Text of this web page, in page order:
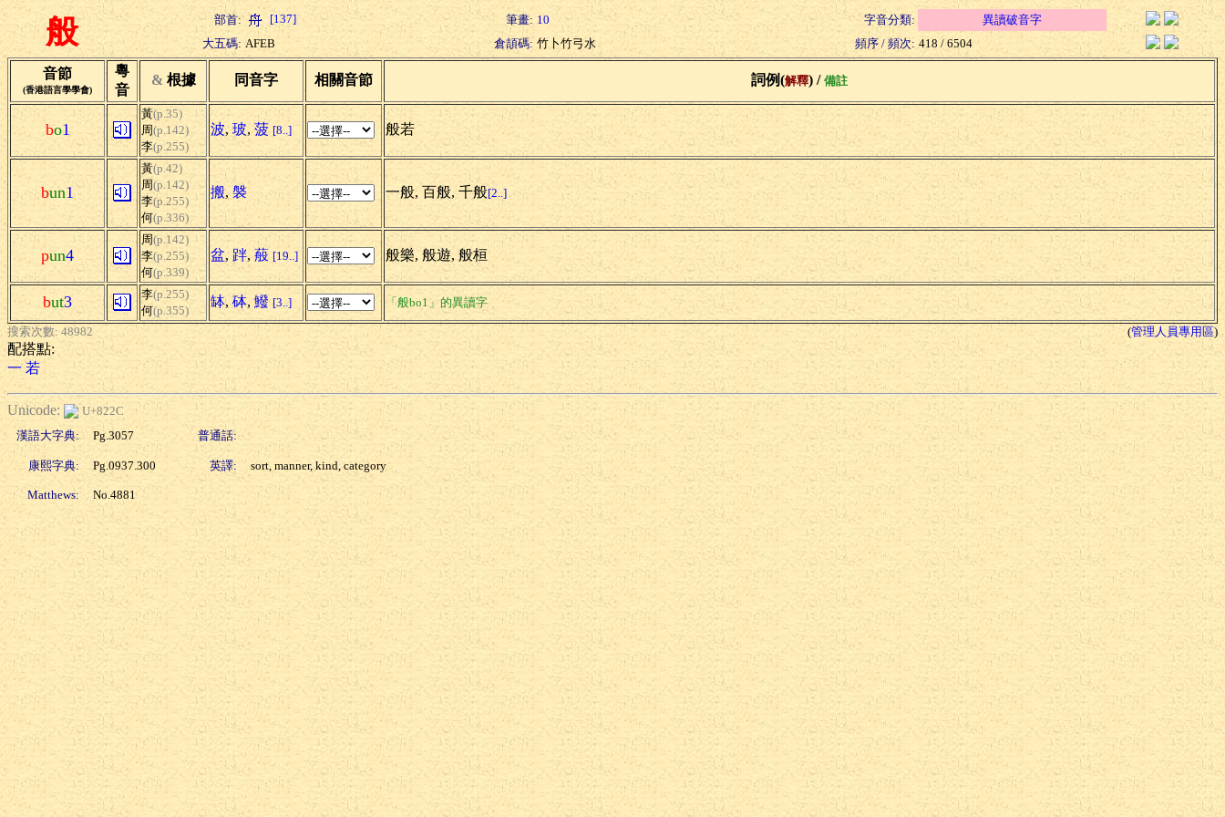
般 部首: [137] 筆畫: 10 字音分類:
異讀破音字
大五碼: AFEB 倉頡碼: 竹卜竹弓水 頻序 / 頻次: 418 / 6504
音節
(香港語言學學會)
粵
音
& 根據 同音字 相關音節 詞例(解釋) / 備註
bo1
黃(p.35)
周(p.142)
李(p.255)
波, 玻, 菠 [8..] 般若
bun1
黃(p.42)
周(p.142)
李(p.255)
何(p.336)
搬, 褩 一般, 百般, 千般[2..]
pun4
周(p.142)
李(p.255)
何(p.339)
盆, 跘, 蒰 [19..] 般樂, 般遊, 般桓
but3 李(p.255)
何(p.355)
缽, 砵, 鱍 [3..] 「般bo1」的異讀字
搜索次數: 48982 (管理人員專用區)
配搭點:
一 若
Unicode:
U+822C
漢語大字典:
Pg.3057 普通話:
康熙字典: Pg.0937.300 英譯: sort, manner, kind, category
Matthews: No.4881